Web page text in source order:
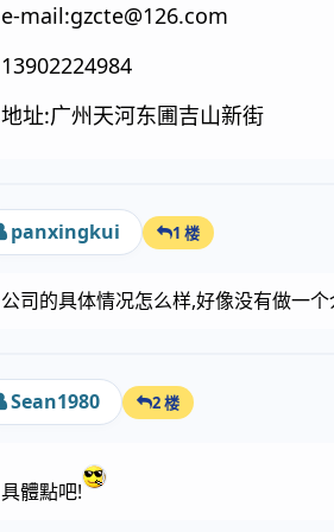
e-mail:gzcte@126.com
13902224984
地址:广州天河东圃吉山新街
panxingkui 1 楼
公司的具体情况怎么样,好像没有做一
Sean1980 2 楼
具體點吧!